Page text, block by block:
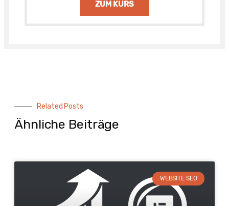
ZUM KURS
Related Posts
Ähnliche Beiträge
WEBSITE SEO